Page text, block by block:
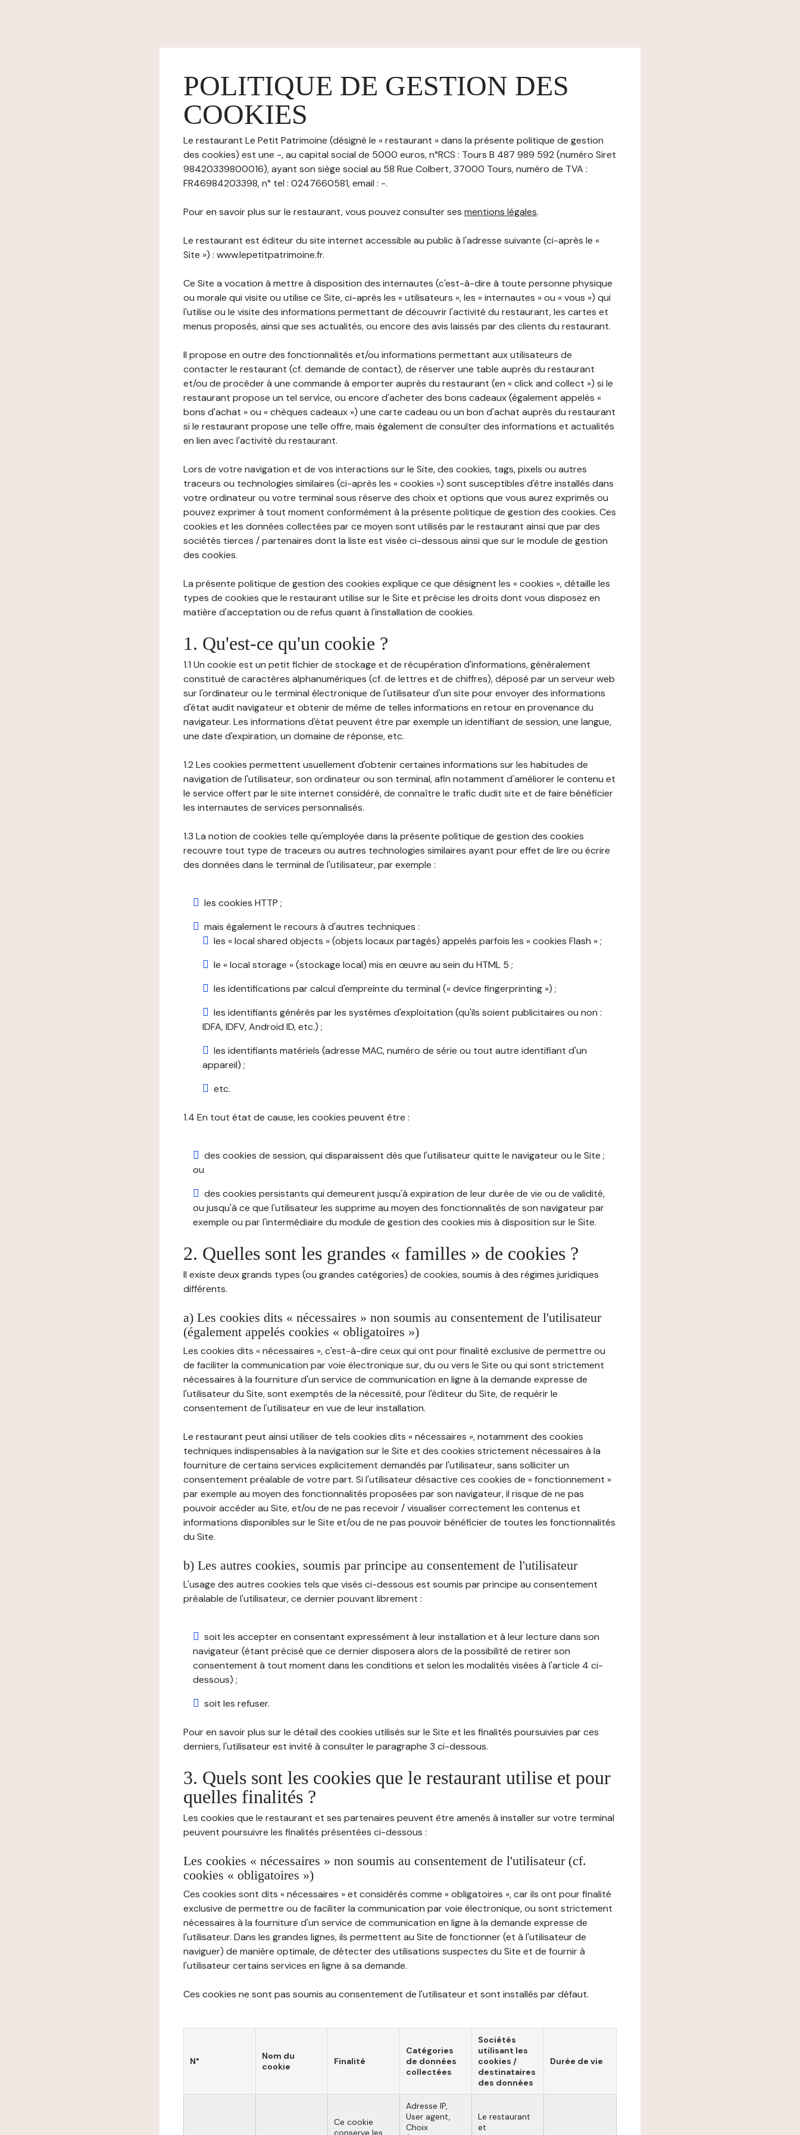
POLITIQUE DE GESTION DES
COOKIES
Le restaurant Le Petit Patrimoine (désigné le « restaurant » dans la présente politique de gestion
des cookies) est une -, au capital social de 5000 euros, n°RCS : Tours B 487 989 592 (numéro Siret
98420339800016), ayant son siège social au 58 Rue Colbert, 37000 Tours, numéro de TVA :
FR46984203398, n° tel : 0247660581, email : -.
Pour en savoir plus sur le restaurant, vous pouvez consulter ses mentions légales.
Le restaurant est éditeur du site internet accessible au public à l'adresse suivante (ci-après le «
Site ») : www.lepetitpatrimoine.fr.
Ce Site a vocation à mettre à disposition des internautes (c'est-à-dire à toute personne physique
ou morale qui visite ou utilise ce Site, ci-après les « utilisateurs », les « internautes » ou « vous ») qui
l'utilise ou le visite des informations permettant de découvrir l'activité du restaurant, les cartes et
menus proposés, ainsi que ses actualités, ou encore des avis laissés par des clients du restaurant.
Il propose en outre des fonctionnalités et/ou informations permettant aux utilisateurs de
contacter le restaurant (cf. demande de contact), de réserver une table auprès du restaurant
et/ou de procéder à une commande à emporter auprès du restaurant (en « click and collect ») si le
restaurant propose un tel service, ou encore d'acheter des bons cadeaux (également appelés «
bons d'achat » ou « chèques cadeaux ») une carte cadeau ou un bon d'achat auprès du restaurant
si le restaurant propose une telle offre, mais également de consulter des informations et actualités
en lien avec l'activité du restaurant.
Lors de votre navigation et de vos interactions sur le Site, des cookies, tags, pixels ou autres
traceurs ou technologies similaires (ci-après les « cookies ») sont susceptibles d'être installés dans
votre ordinateur ou votre terminal sous réserve des choix et options que vous aurez exprimés ou
pouvez exprimer à tout moment conformément à la présente politique de gestion des cookies. Ces
cookies et les données collectées par ce moyen sont utilisés par le restaurant ainsi que par des
sociétés tierces / partenaires dont la liste est visée ci-dessous ainsi que sur le module de gestion
des cookies.
La présente politique de gestion des cookies explique ce que désignent les « cookies », détaille les
types de cookies que le restaurant utilise sur le Site et précise les droits dont vous disposez en
matière d'acceptation ou de refus quant à l'installation de cookies.
1. Qu'est-ce qu'un cookie ?
1.1 Un cookie est un petit fichier de stockage et de récupération d'informations, généralement
constitué de caractères alphanumériques (cf. de lettres et de chiffres), déposé par un serveur web
sur l'ordinateur ou le terminal électronique de l'utilisateur d'un site pour envoyer des informations
d'état audit navigateur et obtenir de même de telles informations en retour en provenance du
navigateur. Les informations d'état peuvent être par exemple un identifiant de session, une langue,
une date d'expiration, un domaine de réponse, etc.
1.2 Les cookies permettent usuellement d'obtenir certaines informations sur les habitudes de
navigation de l'utilisateur, son ordinateur ou son terminal, afin notamment d'améliorer le contenu et
le service offert par le site internet considéré, de connaître le trafic dudit site et de faire bénéficier
les internautes de services personnalisés.
1.3 La notion de cookies telle qu'employée dans la présente politique de gestion des cookies
recouvre tout type de traceurs ou autres technologies similaires ayant pour effet de lire ou écrire
des données dans le terminal de l'utilisateur, par exemple :
les cookies HTTP ;
mais également le recours à d'autres techniques :
les « local shared objects » (objets locaux partagés) appelés parfois les « cookies Flash » ;
le « local storage » (stockage local) mis en œuvre au sein du HTML 5 ;
les identifications par calcul d'empreinte du terminal (« device fingerprinting ») ;
les identifiants générés par les systèmes d'exploitation (qu'ils soient publicitaires ou non :
IDFA, IDFV, Android ID, etc.) ;
les identifiants matériels (adresse MAC, numéro de série ou tout autre identifiant d'un
appareil) ;
etc.
1.4 En tout état de cause, les cookies peuvent être :
des cookies de session, qui disparaissent dès que l'utilisateur quitte le navigateur ou le Site ;
ou
des cookies persistants qui demeurent jusqu'à expiration de leur durée de vie ou de validité,
ou jusqu'à ce que l'utilisateur les supprime au moyen des fonctionnalités de son navigateur par
exemple ou par l'intermédiaire du module de gestion des cookies mis à disposition sur le Site.
2. Quelles sont les grandes « familles » de cookies ?
Il existe deux grands types (ou grandes catégories) de cookies, soumis à des régimes juridiques
différents.
a) Les cookies dits « nécessaires » non soumis au consentement de l'utilisateur
(également appelés cookies « obligatoires »)
Les cookies dits « nécessaires », c'est-à-dire ceux qui ont pour finalité exclusive de permettre ou
de faciliter la communication par voie électronique sur, du ou vers le Site ou qui sont strictement
nécessaires à la fourniture d'un service de communication en ligne à la demande expresse de
l'utilisateur du Site, sont exemptés de la nécessité, pour l'éditeur du Site, de requérir le
consentement de l'utilisateur en vue de leur installation.
Le restaurant peut ainsi utiliser de tels cookies dits « nécessaires », notamment des cookies
techniques indispensables à la navigation sur le Site et des cookies strictement nécessaires à la
fourniture de certains services explicitement demandés par l'utilisateur, sans solliciter un
consentement préalable de votre part. Si l'utilisateur désactive ces cookies de « fonctionnement »
par exemple au moyen des fonctionnalités proposées par son navigateur, il risque de ne pas
pouvoir accéder au Site, et/ou de ne pas recevoir / visualiser correctement les contenus et
informations disponibles sur le Site et/ou de ne pas pouvoir bénéficier de toutes les fonctionnalités
du Site.
b) Les autres cookies, soumis par principe au consentement de l'utilisateur
L'usage des autres cookies tels que visés ci-dessous est soumis par principe au consentement
préalable de l'utilisateur, ce dernier pouvant librement :
soit les accepter en consentant expressément à leur installation et à leur lecture dans son
navigateur (étant précisé que ce dernier disposera alors de la possibilité de retirer son
consentement à tout moment dans les conditions et selon les modalités visées à l'article 4 ci-
dessous) ;
soit les refuser.
Pour en savoir plus sur le détail des cookies utilisés sur le Site et les finalités poursuivies par ces
derniers, l'utilisateur est invité à consulter le paragraphe 3 ci-dessous.
3. Quels sont les cookies que le restaurant utilise et pour
quelles finalités ?
Les cookies que le restaurant et ses partenaires peuvent être amenés à installer sur votre terminal
peuvent poursuivre les finalités présentées ci-dessous :
Les cookies « nécessaires » non soumis au consentement de l'utilisateur (cf.
cookies « obligatoires »)
Ces cookies sont dits « nécessaires » et considérés comme « obligatoires », car ils ont pour finalité
exclusive de permettre ou de faciliter la communication par voie électronique, ou sont strictement
nécessaires à la fourniture d'un service de communication en ligne à la demande expresse de
l'utilisateur. Dans les grandes lignes, ils permettent au Site de fonctionner (et à l'utilisateur de
naviguer) de manière optimale, de détecter des utilisations suspectes du Site et de fournir à
l'utilisateur certains services en ligne à sa demande.
Ces cookies ne sont pas soumis au consentement de l'utilisateur et sont installés par défaut.
N°
Nom du
cookie
Finalité
Catégories
de données
collectées
Sociétés
utilisant les
cookies /
destinataires
des données
Durée de vie
Ce cookie
conserve les
Adresse IP,
User agent,
Choix
Le restaurant
et